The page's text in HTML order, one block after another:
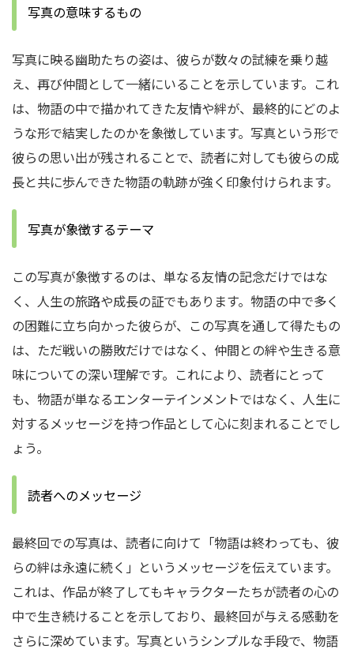
写真の意味するもの
写真に映る幽助たちの姿は、彼らが数々の試練を乗り越
え、再び仲間として一緒にいることを示しています。これ
は、物語の中で描かれてきた友情や絆が、最終的にどのよ
うな形で結実したのかを象徴しています。写真という形で
彼らの思い出が残されることで、読者に対しても彼らの成
長と共に歩んできた物語の軌跡が強く印象付けられます。
写真が象徴するテーマ
この写真が象徴するのは、単なる友情の記念だけではな
く、人生の旅路や成長の証でもあります。物語の中で多く
の困難に立ち向かった彼らが、この写真を通して得たもの
は、ただ戦いの勝敗だけではなく、仲間との絆や生きる意
味についての深い理解です。これにより、読者にとって
も、物語が単なるエンターテインメントではなく、人生に
対するメッセージを持つ作品として心に刻まれることでし
ょう。
読者へのメッセージ
最終回での写真は、読者に向けて「物語は終わっても、彼
らの絆は永遠に続く」というメッセージを伝えています。
これは、作品が終了してもキャラクターたちが読者の心の
中で生き続けることを示しており、最終回が与える感動を
さらに深めています。写真というシンプルな手段で、物語